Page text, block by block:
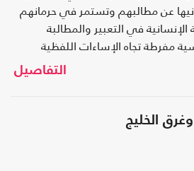
عن مطالبهم وتستمر في حرمانهم
في التعبير والمطالبة
مفرطة تجاه الإساءات اللفظية
عمّا يجري حولها من مآس إنسانية،
التفاصيل
الخليج